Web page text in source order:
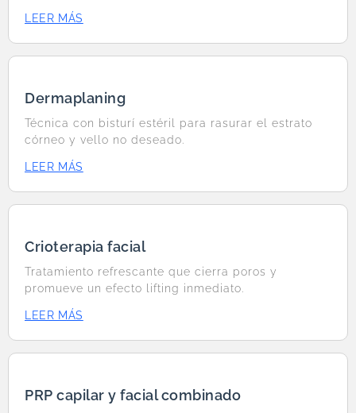
LEER MÁS
Dermaplaning
Técnica con bisturí estéril para rasurar el estrato
córneo y vello no deseado.
LEER MÁS
Crioterapia facial
Tratamiento refrescante que cierra poros y
promueve un efecto lifting inmediato.
LEER MÁS
PRP capilar y facial combinado